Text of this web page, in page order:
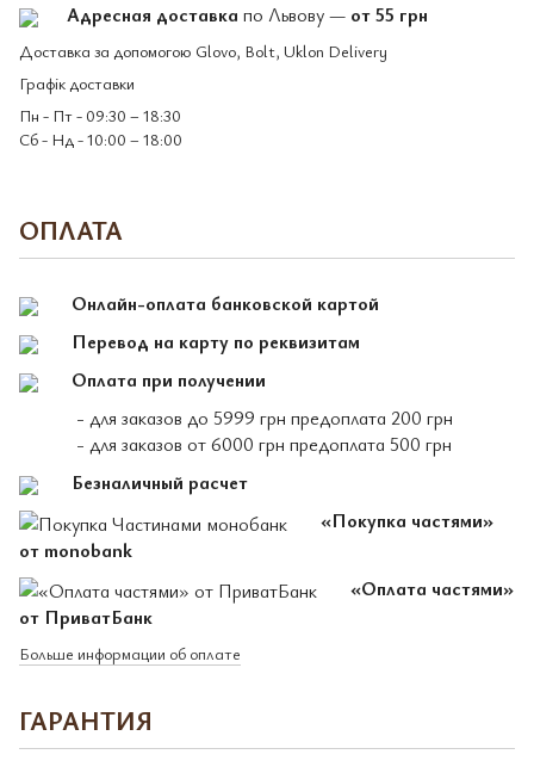
Адресная доставка по Львову — от 55 грн
Доставка за допомогою Glovo, Bolt, Uklon Delivery
Графік доставки
Пн - Пт - 09:30 – 18:30
Сб - Нд - 10:00 – 18:00
ОПЛАТА
Онлайн-оплата банковской картой
Перевод на карту по реквизитам
Оплата при получении
- для заказов до 5999 грн предоплата 200 грн
- для заказов от 6000 грн предоплата 500 грн
Безналичный расчет
«Покупка частями»
от monobank
«Оплата частями»
от ПриватБанк
Больше информации об оплате
ГАРАНТИЯ